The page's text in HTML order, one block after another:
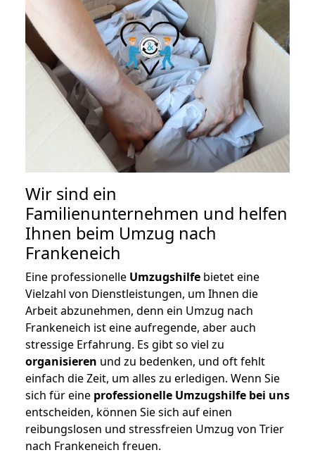
Wir sind ein
Familienunternehmen und helfen
Ihnen beim Umzug nach
Frankeneich
Eine professionelle Umzugshilfe bietet eine
Vielzahl von Dienstleistungen, um Ihnen die
Arbeit abzunehmen, denn ein Umzug nach
Frankeneich ist eine aufregende, aber auch
stressige Erfahrung. Es gibt so viel zu
organisieren und zu bedenken, und oft fehlt
einfach die Zeit, um alles zu erledigen. Wenn Sie
sich für eine professionelle Umzugshilfe bei uns
entscheiden, können Sie sich auf einen
reibungslosen und stressfreien Umzug von Trier
nach Frankeneich freuen.